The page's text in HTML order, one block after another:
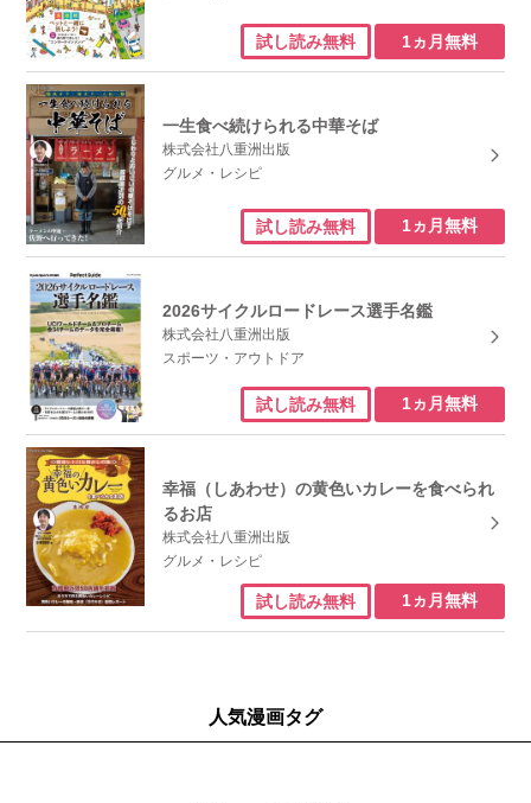
試し読み無料 1ヵ月無料
一生食べ続けられる中華そば
株式会社八重洲出版
グルメ・レシピ
試し読み無料 1ヵ月無料
2026サイクルロードレース選手名鑑
株式会社八重洲出版
スポーツ・アウトドア
試し読み無料 1ヵ月無料
幸福（しあわせ）の黄色いカレーを食べられ
るお店
株式会社八重洲出版
グルメ・レシピ
試し読み無料 1ヵ月無料
人気漫画タグ